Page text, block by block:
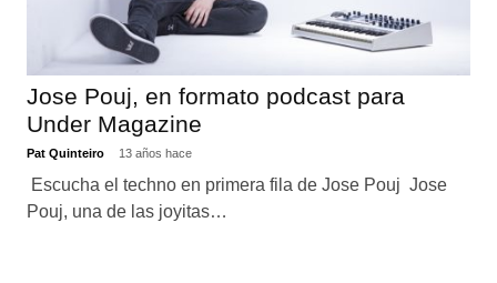
Jose Pouj, en formato podcast para
Under Magazine
Pat Quinteiro 13 años hace
Escucha el techno en primera fila de Jose Pouj Jose
Pouj, una de las joyitas…